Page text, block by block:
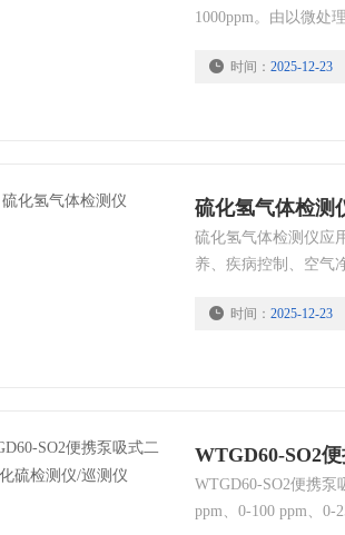
1000ppm。由以微处
时间： 2025-12-23
硫化氢气体检测
硫化氢气体检测仪应
养、疾病控制、空气
时间： 2025-12-23
WTGD60-SO2
WTGD60-SO2便携泵
ppm、0-100 ppm、0-